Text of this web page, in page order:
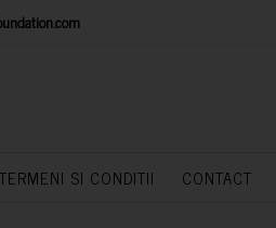
powered by
TERMENI SI CONDITII CONTACT